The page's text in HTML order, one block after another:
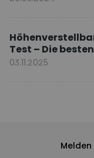
Test – Die
Vergleich
03.11.2025